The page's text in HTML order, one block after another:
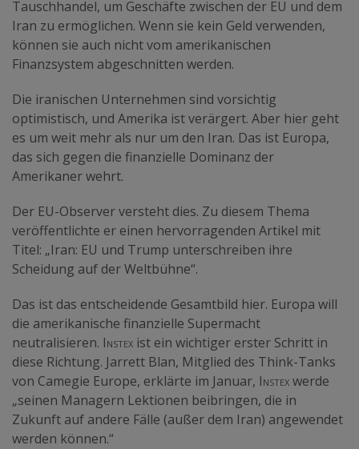
Tauschhandel, um Geschäfte zwischen der EU und dem
Iran zu ermöglichen. Wenn sie kein Geld verwenden,
können sie auch nicht vom amerikanischen
Finanzsystem abgeschnitten werden.
Die iranischen Unternehmen sind vorsichtig
optimistisch, und Amerika ist verärgert. Aber hier geht
es um weit mehr als nur um den Iran. Das ist Europa,
das sich gegen die finanzielle Dominanz der
Amerikaner wehrt.
Der EU-Observer versteht dies. Zu diesem Thema
veröffentlichte er einen hervorragenden Artikel mit
Titel: „Iran: EU und Trump unterschreiben ihre
Scheidung auf der Weltbühne“.
Das ist das entscheidende Gesamtbild hier. Europa will
die amerikanische finanzielle Supermacht
neutralisieren. Instex ist ein wichtiger erster Schritt in
diese Richtung. Jarrett Blan, Mitglied des Think-Tanks
von Camegie Europe, erklärte im Januar, Instexwerde
„seinen Managern Lektionen beibringen, die in
Zukunft auf andere Fälle (außer dem Iran) angewendet
werden können.“